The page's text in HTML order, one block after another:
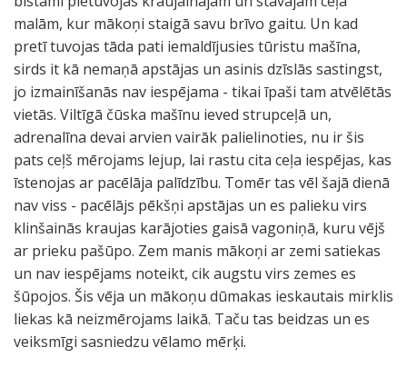
malām, kur mākoņi staigā savu brīvo gaitu. Un kad
pretī tuvojas tāda pati iemaldījusies tūristu mašīna,
sirds it kā nemaņā apstājas un asinis dzīslās sastingst,
jo izmainīšanās nav iespējama - tikai īpaši tam atvēlētās
vietās. Viltīgā čūska mašīnu ieved strupceļā un,
adrenalīna devai arvien vairāk palielinoties, nu ir šis
pats ceļš mērojams lejup, lai rastu cita ceļa iespējas, kas
īstenojas ar pacēlāja palīdzību. Tomēr tas vēl šajā dienā
nav viss - pacēlājs pēkšņi apstājas un es palieku virs
klinšainās kraujas karājoties gaisā vagoniņā, kuru vējš
ar prieku pašūpo. Zem manis mākoņi ar zemi satiekas
un nav iespējams noteikt, cik augstu virs zemes es
šūpojos. Šis vēja un mākoņu dūmakas ieskautais mirklis
liekas kā neizmērojams laikā. Taču tas beidzas un es
veiksmīgi sasniedzu vēlamo mērķi.